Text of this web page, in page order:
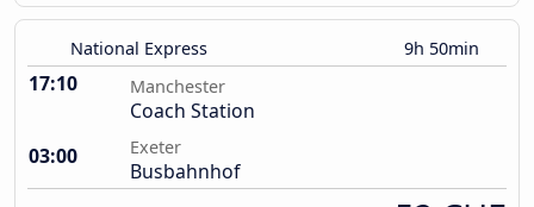
National Express 9h 50min
17:10 Manchester
Coach Station
03:00
Exeter
Busbahnhof